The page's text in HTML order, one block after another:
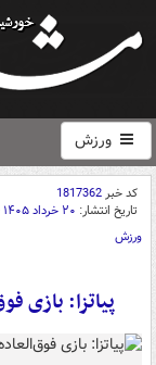
ورزش
کد خبر1817362
تاریخ انتشار: ۲۰ خرداد ۱۴۰۵ - ۱۱:۲۴
ورزش
پیاتزا: بازی